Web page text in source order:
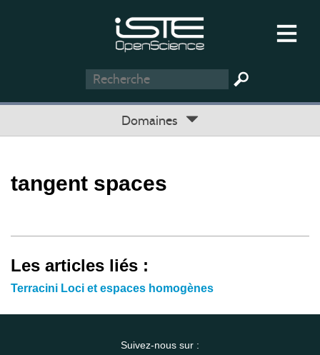
Domaines
tangent spaces
Les articles liés :
Terracini Loci et espaces homogènes
Suivez-nous sur :